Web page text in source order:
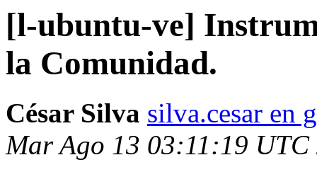
[l-ubuntu-ve]
la Comunidad.
César Silva silva.cesar en
Mar Ago 13 03:11:19 UTC